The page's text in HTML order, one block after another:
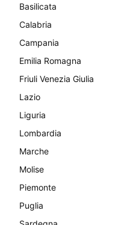
Basilicata
Calabria
Campania
Emilia Romagna
Friuli Venezia Giulia
Lazio
Liguria
Lombardia
Marche
Molise
Piemonte
Puglia